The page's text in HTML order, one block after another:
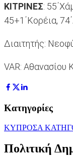
ΚΙΤΡΙΝΕΣ:
45+1΄Κορέια,
Διαιτητής:
VAR: Αθανασίου
Κατηγορίες
ΚΥΠΡΟΣΑ
Πολιτική